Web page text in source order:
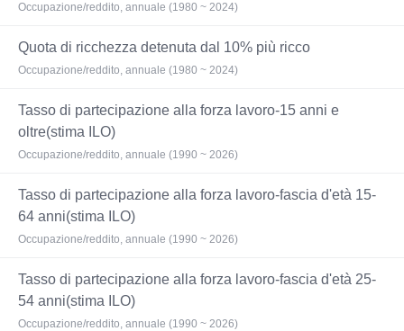
Occupazione/reddito, annuale (1980 ~ 2024)
Quota di ricchezza detenuta dal 10% più ricco
Occupazione/reddito, annuale (1980 ~ 2024)
Tasso di partecipazione alla forza lavoro-15 anni e
oltre(stima ILO)
Occupazione/reddito, annuale (1990 ~ 2026)
Tasso di partecipazione alla forza lavoro-fascia d'età 15-
64 anni(stima ILO)
Occupazione/reddito, annuale (1990 ~ 2026)
Tasso di partecipazione alla forza lavoro-fascia d'età 25-
54 anni(stima ILO)
Occupazione/reddito, annuale (1990 ~ 2026)